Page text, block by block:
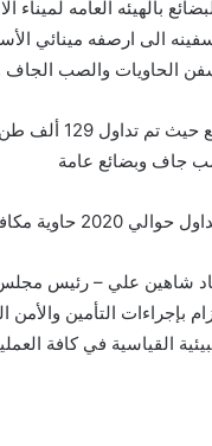
لميناء الاسكندريه خلال الـ 48
كما انتظمت
جاف وبضائع عامة
الاسكندريه والدخيله.
شاهين علي – رئيس مجلس
بإجراءات التأمين
القياسية في كافة